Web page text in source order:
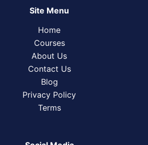
Site Menu
Home
Courses
About Us
Contact Us
Blog
Privacy Policy
Terms